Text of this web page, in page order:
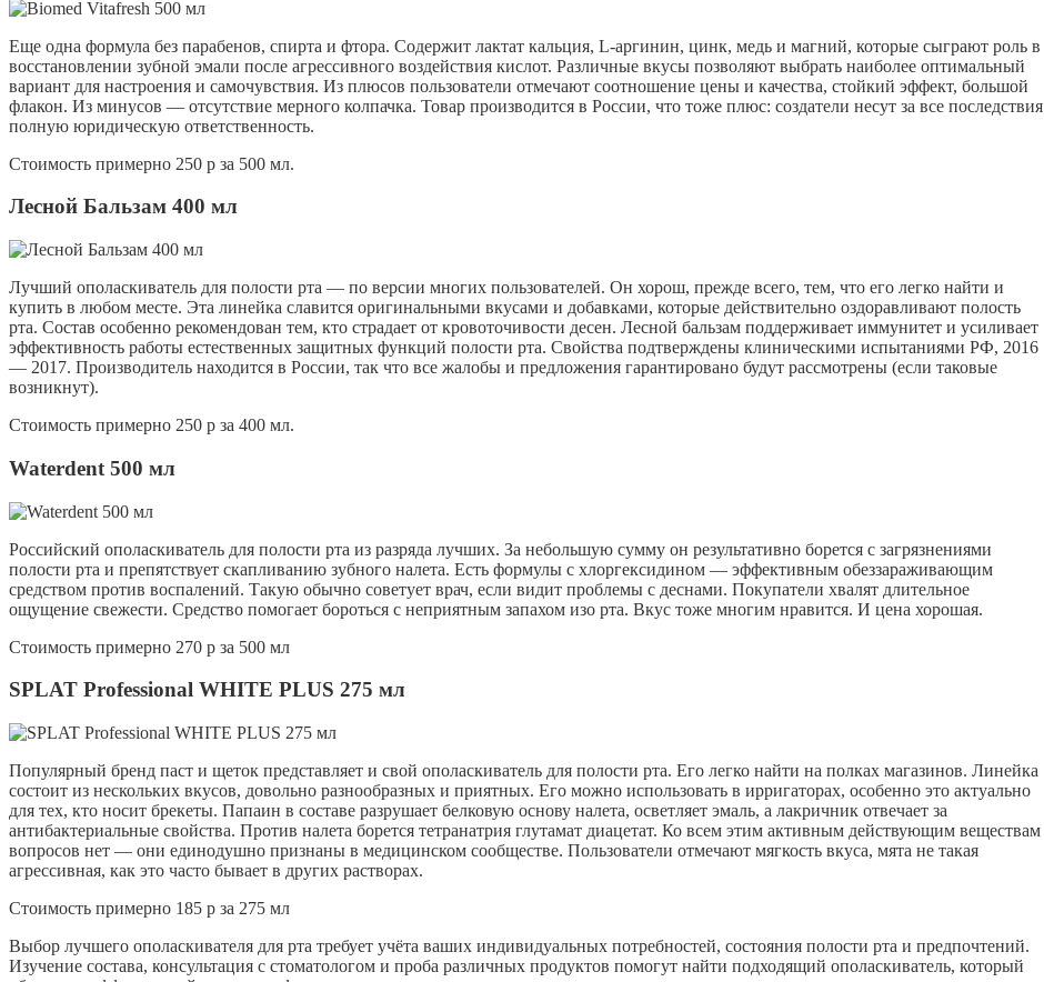
Еще одна формула без парабенов, спирта и фтора. Содержит лактат кальция, L-аргинин, цинк, медь и магний, которые сыграют роль в
восстановлении зубной эмали после агрессивного воздействия кислот. Различные вкусы позволяют выбрать наиболее оптимальный
вариант для настроения и самочувствия. Из плюсов пользователи отмечают соотношение цены и качества, стойкий эффект, большой
флакон. Из минусов — отсутствие мерного колпачка. Товар производится в России, что тоже плюс: создатели несут за все последствия
полную юридическую ответственность.
Стоимость примерно 250 р за 500 мл.
Лесной Бальзам 400 мл
Лучший ополаскиватель для полости рта — по версии многих пользователей. Он хорош, прежде всего, тем, что его легко найти и
купить в любом месте. Эта линейка славится оригинальными вкусами и добавками, которые действительно оздоравливают полость
рта. Состав особенно рекомендован тем, кто страдает от кровоточивости десен. Лесной бальзам поддерживает иммунитет и усиливает
эффективность работы естественных защитных функций полости рта. Свойства подтверждены клиническими испытаниями РФ, 2016
— 2017. Производитель находится в России, так что все жалобы и предложения гарантировано будут рассмотрены (если таковые
возникнут).
Стоимость примерно 250 р за 400 мл.
Waterdent 500 мл
Российский ополаскиватель для полости рта из разряда лучших. За небольшую сумму он результативно борется с загрязнениями
полости рта и препятствует скапливанию зубного налета. Есть формулы с хлоргексидином — эффективным обеззараживающим
средством против воспалений. Такую обычно советует врач, если видит проблемы с деснами. Покупатели хвалят длительное
ощущение свежести. Средство помогает бороться с неприятным запахом изо рта. Вкус тоже многим нравится. И цена хорошая.
Стоимость примерно 270 р за 500 мл
SPLAT Professional WHITE PLUS 275 мл
Популярный бренд паст и щеток представляет и свой ополаскиватель для полости рта. Его легко найти на полках магазинов. Линейка
состоит из нескольких вкусов, довольно разнообразных и приятных. Его можно использовать в ирригаторах, особенно это актуально
для тех, кто носит брекеты. Папаин в составе разрушает белковую основу налета, осветляет эмаль, а лакричник отвечает за
антибактериальные свойства. Против налета борется тетранатрия глутамат диацетат. Ко всем этим активным действующим веществам
вопросов нет — они единодушно признаны в медицинском сообществе. Пользователи отмечают мягкость вкуса, мята не такая
агрессивная, как это часто бывает в других растворах.
Стоимость примерно 185 р за 275 мл
Выбор лучшего ополаскивателя для рта требует учёта ваших индивидуальных потребностей, состояния полости рта и предпочтений.
Изучение состава, консультация с стоматологом и проба различных продуктов помогут найти подходящий ополаскиватель, который